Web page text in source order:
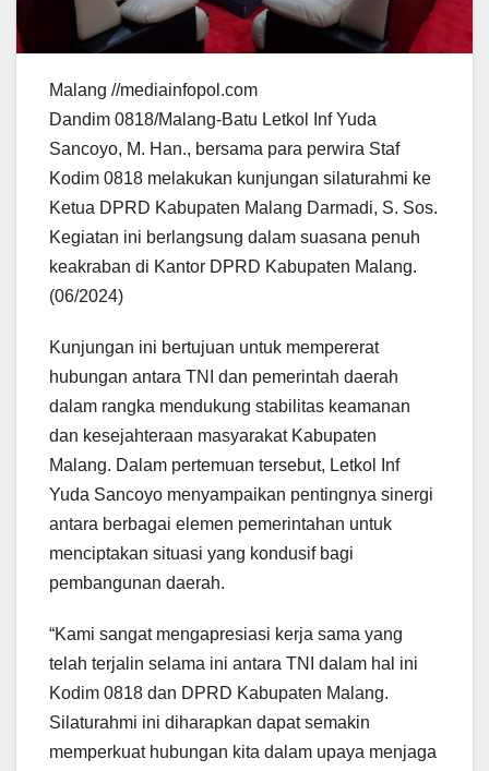
Malang //mediainfopol.com
Dandim 0818/Malang-Batu Letkol Inf Yuda
Sancoyo, M. Han., bersama para perwira Staf
Kodim 0818 melakukan kunjungan silaturahmi ke
Ketua DPRD Kabupaten Malang Darmadi, S. Sos.
Kegiatan ini berlangsung dalam suasana penuh
keakraban di Kantor DPRD Kabupaten Malang.
(06/2024)
Kunjungan ini bertujuan untuk mempererat
hubungan antara TNI dan pemerintah daerah
dalam rangka mendukung stabilitas keamanan
dan kesejahteraan masyarakat Kabupaten
Malang. Dalam pertemuan tersebut, Letkol Inf
Yuda Sancoyo menyampaikan pentingnya sinergi
antara berbagai elemen pemerintahan untuk
menciptakan situasi yang kondusif bagi
pembangunan daerah.
“Kami sangat mengapresiasi kerja sama yang
telah terjalin selama ini antara TNI dalam hal ini
Kodim 0818 dan DPRD Kabupaten Malang.
Silaturahmi ini diharapkan dapat semakin
memperkuat hubungan kita dalam upaya menjaga